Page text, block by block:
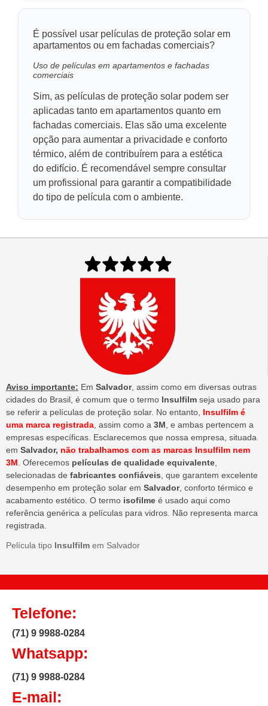
É possível usar películas de proteção solar em
apartamentos ou em fachadas comerciais?
Uso de películas em apartamentos e fachadas
comerciais
Sim, as películas de proteção solar podem ser
aplicadas tanto em apartamentos quanto em
fachadas comerciais. Elas são uma excelente
opção para aumentar a privacidade e conforto
térmico, além de contribuírem para a estética
do edifício. É recomendável sempre consultar
um profissional para garantir a compatibilidade
do tipo de película com o ambiente.
Aviso importante: Em Salvador, assim como em diversas outras
cidades do Brasil, é comum que o termo Insulfilm seja usado para
se referir a películas de proteção solar. No entanto, Insulfilm é
uma marca registrada , assim como a 3M , e ambas pertencem a
empresas específicas. Esclarecemos que nossa empresa, situada
em Salvador, não trabalhamos com as marcas Insulfilm nem
3M . Oferecemos películas de qualidade equivalente
selecionadas de fabricantes confiáveis , que garantem excelente
desempenho em proteção solar em Salvador, conforto térmico e
acabamento estético. O termo isofilme é usado aqui como
referência genérica a películas para vidros. Não representa marca
registrada.
Película tipo Insulfilm em Salvador
Telefone:
(71) 9 9988-0284
Whatsapp:
(71) 9 9988-0284
E-mail: